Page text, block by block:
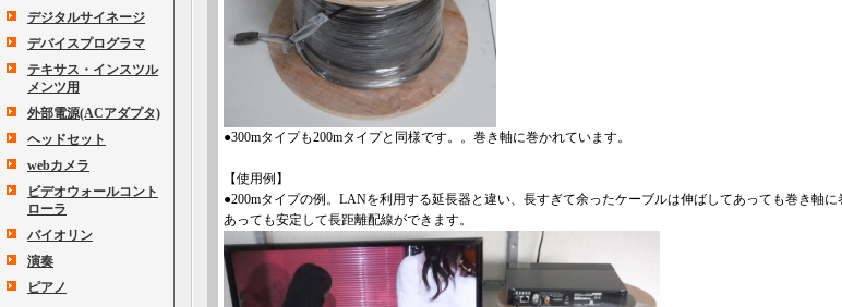
デジタルサイネージ
デバイスプログラマ
テキサス・インスツル
メンツ用
外部電源(ACアダプタ)
ヘッドセット
webカメラ
ビデオウォールコント
ローラ
バイオリン
演奏
ピアノ
●300mタイプも200mタイプと同様です。。巻き軸に巻かれています。
【使用例】
●200mタイプの例。LANを利用する延長器と違い、長すぎて余ったケーブルは伸ばしてあっても巻き軸に
あっても安定して長距離配線ができます。